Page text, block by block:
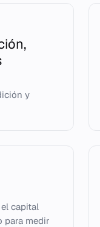
y
capital
para medir